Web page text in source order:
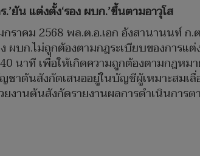
.’ยัน แต่งตั้ง‘รอง ผบก.’ขึ้นตามอาวุโส
กราคม 2568 พล.ต.อ.เอก อังสานานนท์
ผบก.ไม่ถูกต้องตามกฎระเบียบของการ
40 นาที เพื่อให้เกิดความถูกต้องตามกฎห
าต้นสังกัดเสนออยู่ในบัญชีผู้เหมาะสมเลื่
งานต้นสังกัดรายงานผลการดำเนินการ